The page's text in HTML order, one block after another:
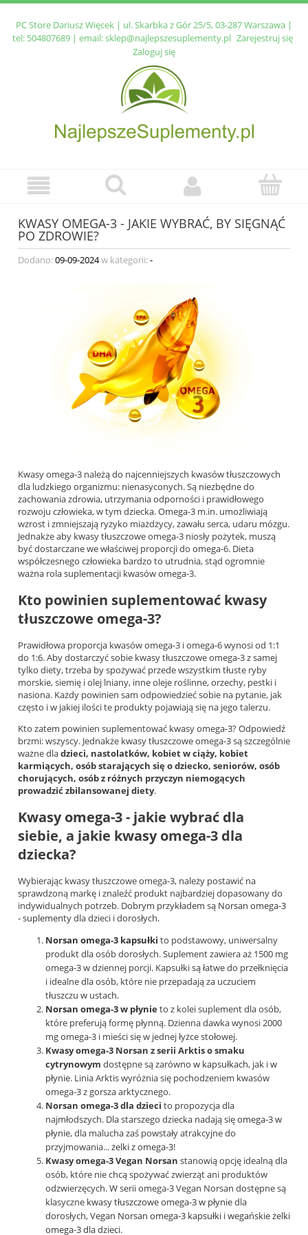
PC Store Dariusz Więcek | ul. Skarbka z Gór 25/5, 03-287 Warszawa |
tel: 504807689| email:sklep@najlepszesuplementy.pl Zarejestruj się
Zaloguj się
KWASY OMEGA-3 - JAKIE WYBRAĆ, BY SIĘGNĄĆ
PO ZDROWIE?
Dodano:09-09-2024w kategorii:-
Kwasy omega-3 należą do najcenniejszych kwasów tłuszczowych
dla ludzkiego organizmu: nienasyconych. Są niezbędne do
zachowania zdrowia, utrzymania odporności i prawidłowego
rozwoju człowieka, w tym dziecka. Omega-3 m.in. umożliwiają
wzrost i zmniejszają ryzyko miażdżycy, zawału serca, udaru mózgu.
Jednakże aby kwasy tłuszczowe omega-3 niosły pożytek, muszą
być dostarczane we właściwej proporcji do omega-6. Dieta
współczesnego człowieka bardzo to utrudnia, stąd ogromnie
ważna rola suplementacji kwasów omega-3.
Kto powinien suplementować kwasy
tłuszczowe omega-3?
Prawidłowa proporcja kwasów omega-3 i omega-6 wynosi od 1:1
do 1:6. Aby dostarczyć sobie kwasy tłuszczowe omega-3 z samej
tylko diety, trzeba by spożywać przede wszystkim tłuste ryby
morskie, siemię i olej lniany, inne oleje roślinne, orzechy, pestki i
nasiona. Każdy powinien sam odpowiedzieć sobie na pytanie, jak
często i w jakiej ilości te produkty pojawiają się na jego talerzu.
Kto zatem powinien suplementować kwasy omega-3? Odpowiedź
brzmi: wszyscy. Jednakże kwasy tłuszczowe omega-3 są szczególnie
ważne dladzieci, nastolatków, kobiet w ciąży, kobiet
karmiących, osób starających się o dziecko, seniorów, osób
chorujących, osób z różnych przyczyn niemogących
prowadzić zbilansowanej diety.
Kwasy omega-3 - jakie wybrać dla
siebie, a jakie kwasy omega-3 dla
dziecka?
Wybierając kwasy tłuszczowe omega-3, należy postawić na
sprawdzoną markę i znaleźć produkt najbardziej dopasowany do
indywidualnych potrzeb. Dobrym przykładem są Norsan omega-3
- suplementydla dzieci i dorosłych.
Norsan omega-3 kapsułki to podstawowy, uniwersalny
produkt dla osób dorosłych. Suplement zawiera aż 1500 mg
omega-3 w dziennej porcji. Kapsułki są łatwe do przełknięcia
i idealne dla osób, które nie przepadają za uczuciem
tłuszczu w ustach.
Norsan omega-3 w płynieto z kolei suplement dla osób,
które preferują formę płynną. Dzienna dawka wynosi 2000
mg omega-3 i mieści się w jednej łyżce stołowej.
Kwasy omega-3 Norsan z serii Arktis o smaku
cytrynowym dostępne są zarówno w kapsułkach, jak iw
płynie. Linia Arktis wyróżnia się pochodzeniem kwasów
omega-3 z gorsza arktycznego.
Norsan omega-3 dla dzieci to propozycja dla
najmłodszych. Dla starszego dziecka nadają sięomega-3 w
płynie, dla malucha zaś powstały atrakcyjne do
przyjmowania...żelki z omega-3!
Kwasy omega-3 Vegan Norsan stanowią opcję idealną dla
osób, które nie chcą spożywać zwierząt ani produktów
odzwierzęcych. W serii omega-3 Vegan Norsan dostępne są
klasyczne kwasy tłuszczowe omega-3 w płyniedla
dorosłych,Vegan Norsan omega-3 kapsułki iwegańskie żelki
omega-3 dla dzieci.